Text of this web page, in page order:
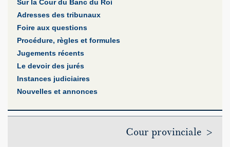
Sur la Cour du Banc du Roi
Adresses des tribunaux
Foire aux questions
Procédure, règles et formules
Jugements récents
Le devoir des jurés
Instances judiciaires
Nouvelles et annonces
Cour provinciale >